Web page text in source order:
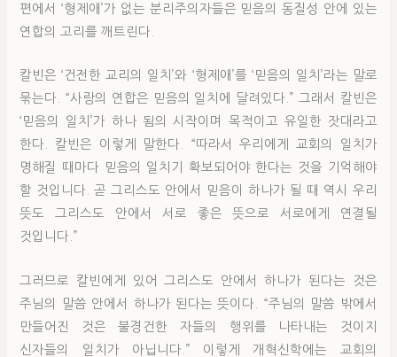
편에서 ‘형제애’가 없는 분리주의자들은 믿음의 동질성 안에 있는
연합의 고리를 깨트린다.
칼빈은 ‘건전한 교리의 일치’와 ‘형제애’를 ‘믿음의 일치’라는 말로
묶는다. “사랑의 연합은 믿음의 일치에 달려있다.” 그래서 칼빈은
‘믿음의 일치’가 하나 됨의 시작이며 목적이고 유일한 잣대라고
한다. 칼빈은 이렇게 말한다. “따라서 우리에게 교회의 일치가
명해질 때마다 믿음의 일치기 확보되어야 한다는 것을 기억해야
할 것입니다. 곧 그리스도 안에서 믿음이 하나가 될 때 역시 우리
뜻도 그리스도 안에서 서로 좋은 뜻으로 서로에게 연결될
것입니다.”
그러므로 칼빈에게 있어 그리스도 안에서 하나가 된다는 것은
주님의 말씀 안에서 하나가 된다는 뜻이다. “주님의 말씀 밖에서
만들어진 것은 불경건한 자들의 행위를 나타내는 것이지
신자들의 일치가 아닙니다.” 이렇게 개혁신학에는 교회의